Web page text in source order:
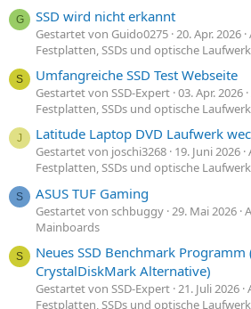
G SSD wird nicht erkannt
Gestartet von Guido0275 20. Apr. 2026
Festplatten, SSDs und optische
S Umfangreiche SSD Test Webseite
Gestartet von SSD-Expert 03. Apr. 2026
Festplatten, SSDs und optische
J Latitude Laptop DVD Laufwerk
Gestartet von joschi3268 19. Juni 2026
Festplatten, SSDs und optische
S ASUS TUF Gaming
Gestartet von schbuggy 29. Mai 2026
Mainboards
S
Neues SSD Benchmark Programm
CrystalDiskMark Alternative)
Gestartet von SSD-Expert 21. Juli 2026
Festplatten, SSDs und optische